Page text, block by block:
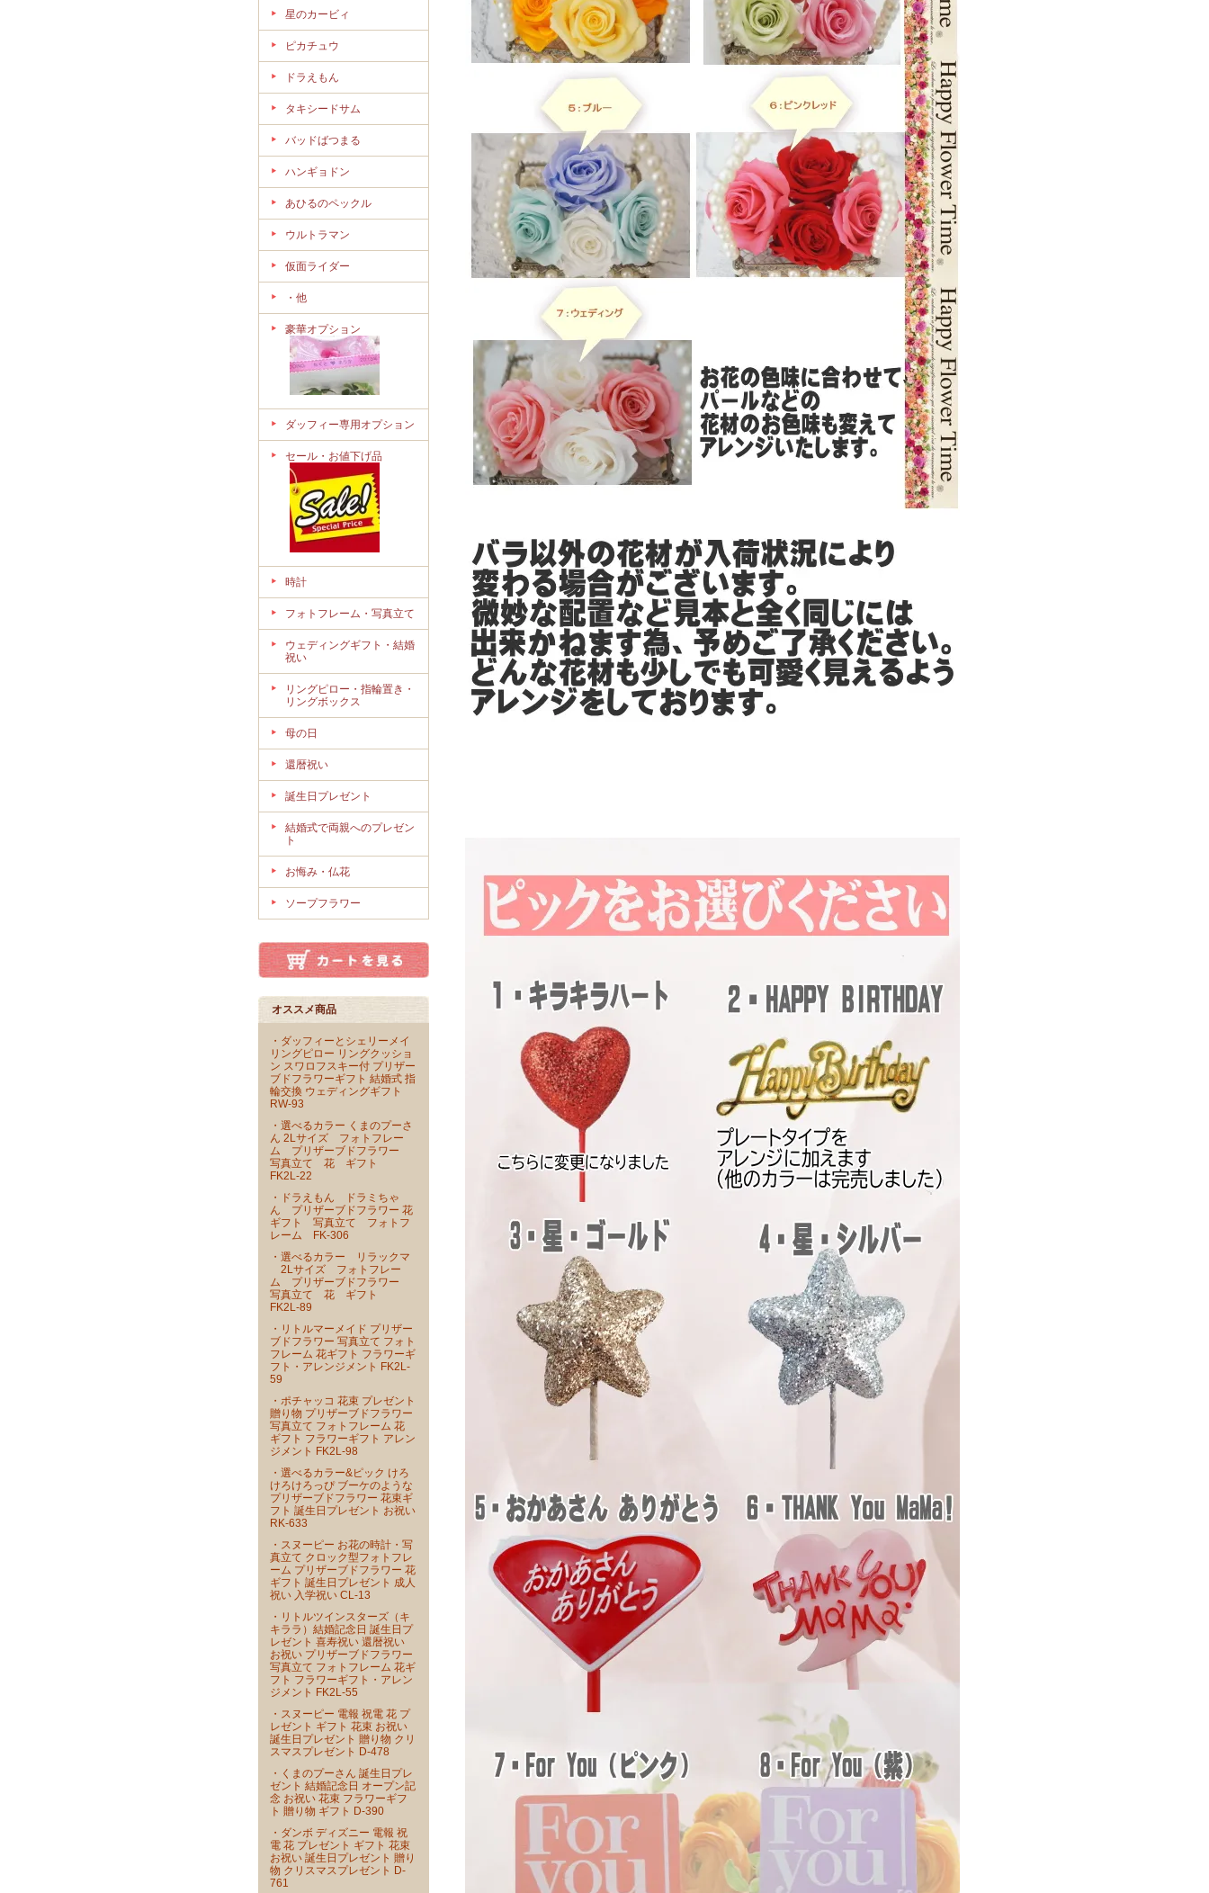
星のカービィ
ピカチュウ
ドラえもん
タキシードサム
バッドばつまる
ハンギョドン
あひるのペックル
ウルトラマン
仮面ライダー
・他
豪華オプション
ダッフィー専用オプション
セール・お値下げ品
時計
フォトフレーム・写真立て
ウェディングギフト・結婚
祝い
リングピロー・指輪置き・
リングボックス
母の日
還暦祝い
誕生日プレゼント
結婚式で両親へのプレゼン
ト
お悔み・仏花
ソープフラワー
オススメ商品
・ダッフィーとシェリーメイ
リングピロー リングクッショ
ン スワロフスキー付 プリザー
ブドフラワーギフト 結婚式 指
輪交換 ウェディングギフト
RW-93
・選べるカラー くまのプーさ
ん 2Lサイズ フォトフレー
ム プリザーブドフラワー
写真立て 花 ギフト
FK2L-22
・ドラえもん ドラミちゃ
ん プリザーブドフラワー 花
ギフト 写真立て フォトフ
レーム FK-306
・選べるカラー リラックマ
2Lサイズ フォトフレー
ム プリザーブドフラワー
写真立て 花 ギフト
FK2L-89
・リトルマーメイド プリザー
ブドフラワー 写真立て フォト
フレーム 花ギフト フラワーギ
フト・アレンジメント FK2L-
59
・ポチャッコ 花束 プレゼント
贈り物 プリザーブドフラワー
写真立て フォトフレーム 花
ギフト フラワーギフト アレン
ジメント FK2L-98
・選べるカラー&ピック けろ
けろけろっぴ ブーケのような
プリザーブドフラワー 花束ギ
フト 誕生日プレゼント お祝い
RK-633
・スヌーピー お花の時計・写
真立て クロック型フォトフレ
ーム プリザーブドフラワー 花
ギフト 誕生日プレゼント 成人
祝い 入学祝い CL-13
・リトルツインスターズ（キ
キララ）結婚記念日 誕生日プ
レゼント 喜寿祝い 還暦祝い
お祝い プリザーブドフラワー
写真立て フォトフレーム 花ギ
フト フラワーギフト・アレン
ジメント FK2L-55
・スヌーピー 電報 祝電 花 プ
レゼント ギフト 花束 お祝い
誕生日プレゼント 贈り物 クリ
スマスプレゼント D-478
・くまのプーさん 誕生日プレ
ゼント 結婚記念日 オープン記
念 お祝い 花束 フラワーギフ
ト 贈り物 ギフト D-390
・ダンボ ディズニー 電報 祝
電 花 プレゼント ギフト 花束
お祝い 誕生日プレゼント 贈り
物 クリスマスプレゼント D-
761